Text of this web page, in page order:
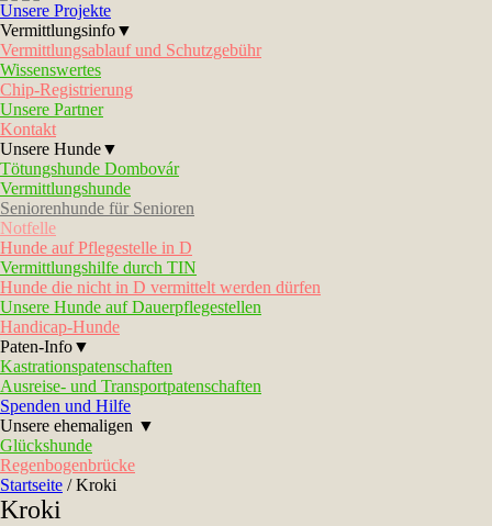
Unsere Projekte
Vermittlungsinfo▼
Vermittlungsablauf und Schutzgebühr
Wissenswertes
Chip-Registrierung
Unsere Partner
Kontakt
Unsere Hunde▼
Tötungshunde Dombovár
Vermittlungshunde
Seniorenhunde für Senioren
Notfelle
Hunde auf Pflegestelle in D
Vermittlungshilfe durch TIN
Hunde die nicht in D vermittelt werden dürfen
Unsere Hunde auf Dauerpflegestellen
Handicap-Hunde
Paten-Info▼
Kastrationspatenschaften
Ausreise- und Transportpatenschaften
Spenden und Hilfe
Unsere ehemaligen ▼
Glückshunde
Regenbogenbrücke
Startseite /Kroki
Kroki